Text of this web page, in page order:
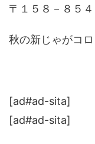
〒１５８－８５４
秋の新じゃがコ
[ad#ad-sita]
[ad#ad-sita]